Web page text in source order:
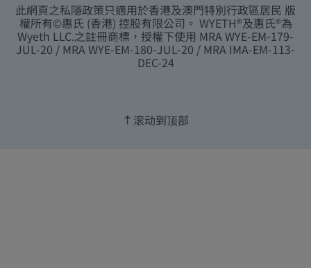
此網頁之私隱政策只適用於香港及澳門特別行政區居民 版
權所有©惠氏 (香港) 控股有限公司。 WYETH®及惠氏®為
Wyeth LLC.之註冊商標，授權下使用 MRA WYE-EM-179-
JUL-20 / MRA WYE-EM-180-JUL-20 / MRA IMA-EM-113-
DEC-24
滚动到顶部